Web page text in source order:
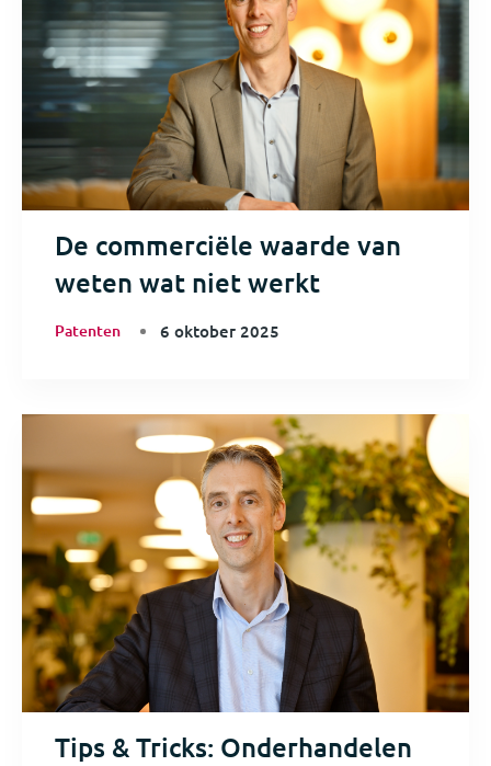
De commerciële waarde van
weten wat niet werkt
Patenten 6 oktober 2025
Tips & Tricks: Onderhandelen